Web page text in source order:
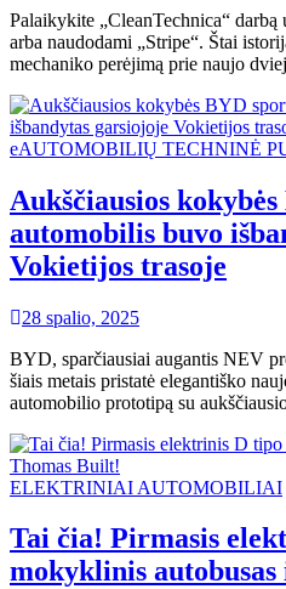
Palaikykite „CleanTechnica“ darbą
arba naudodami „Stripe“. Štai
mechaniko perėjimą prie naujo
eAUTOMOBILIŲ TECHNINĖ
Aukščiausios
automobilis buvo
Vokietijos trasoje
28 spalio, 2025
BYD, sparčiausiai augantis NEV
šiais metais pristatė elegantiško
automobilio prototipą su
ELEKTRINIAI AUTOMOBILIAI
Tai čia! Pirmasis
mokyklinis